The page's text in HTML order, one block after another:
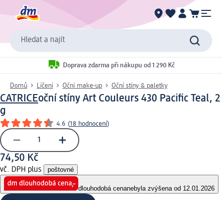
Hledat a najít
Doprava zdarma při nákupu od 1 290 Kč
Domů Líčení Oční make-up Oční stíny & paletky
CATRICEoční stíny Art Couleurs 430 Pacific Teal, 2
g
4.6 (18 hodnocení)
74,50 Kč
vč. DPH plus poštovné
dlouhodobá cenanebyla zvýšena od 12.01.2026